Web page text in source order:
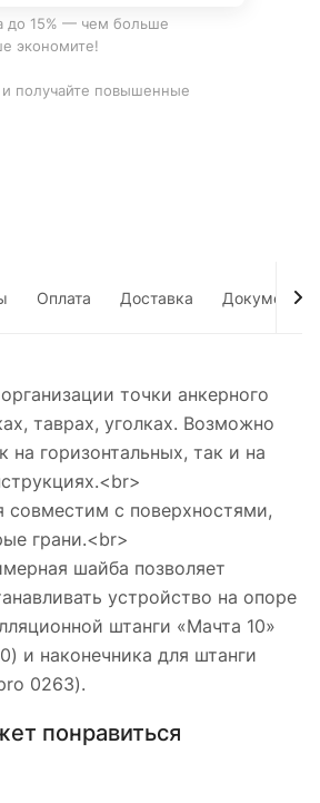
до 15% — чем больше
экономите!
и получайте повышенные
Оплата Доставка Документы
точки анкерного
таврах, уголках. Возможно
на горизонтальных, так и на
совместим с поверхностями,
грани.<br>
шайба позволяет
устройство на опоре
штанги «Мачта 10»
и наконечника для штанги
0263).
понравиться